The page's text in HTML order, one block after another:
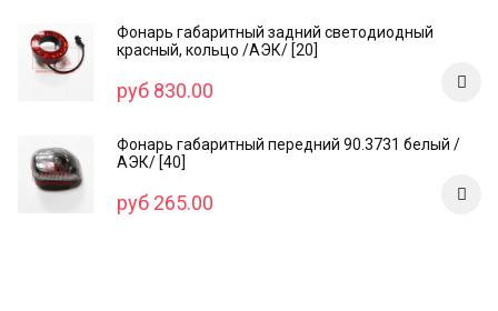
Фонарь габаритный задний светодиодный
красный, кольцо /AЭК/ [20]
руб 830.00
Фонарь габаритный передний 90.3731 белый /
АЭК/ [40]
руб 265.00